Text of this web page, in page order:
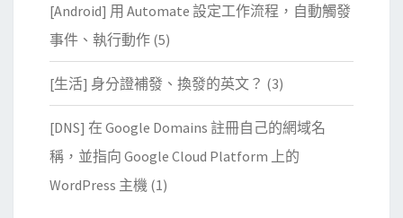
[Android] 用 Automate 設定工作流程，自動觸發
事件、執行動作 (5)
[生活] 身分證補發、換發的英文？ (3)
[DNS] 在 Google Domains 註冊自己的網域名
稱，並指向 Google Cloud Platform 上的
WordPress 主機 (1)